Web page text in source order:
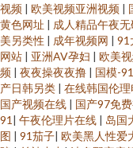
视频 | 欧美视频亚洲视频 |
黄色网址 | 成人精品午夜无
美另类性 | 成年视频网 | 91
网站 | 亚洲AV孕妇 | 欧美
频 | 夜夜操夜夜撸 | 国模-
产日韩另类 | 在线韩国伦
国产视频在线 | 国产97免
91 | 午夜伦理片在线 | 岛国
图 | 91茄子| 欧美黑人性爱